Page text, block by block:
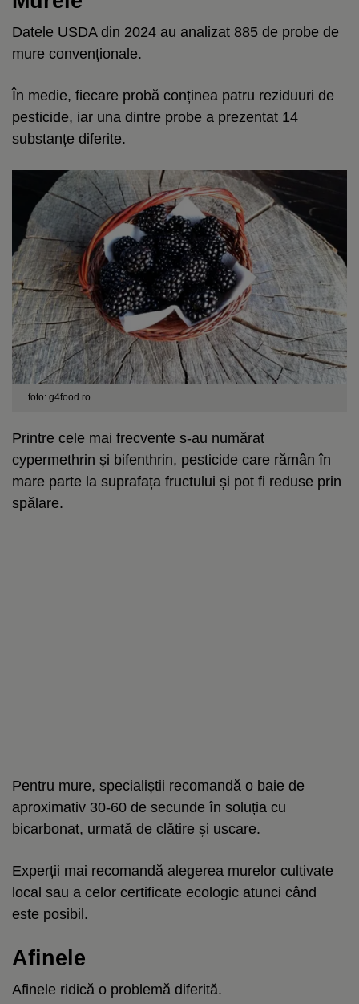
Datele USDA din 2024 au analizat 885 de probe de
mure convenționale.
În medie, fiecare probă conținea patru reziduuri de
pesticide, iar una dintre probe a prezentat 14
substanțe diferite.
foto: g4food.ro
Printre cele mai frecvente s-au numărat
cypermethrin și bifenthrin, pesticide care rămân în
mare parte la suprafața fructului și pot fi reduse prin
spălare.
Pentru mure, specialiștii recomandă o baie de
aproximativ 30-60 de secunde în soluția cu
bicarbonat, urmată de clătire și uscare.
Experții mai recomandă alegerea murelor cultivate
local sau a celor certificate ecologic atunci când
este posibil.
Afinele
Afinele ridică o problemă diferită.